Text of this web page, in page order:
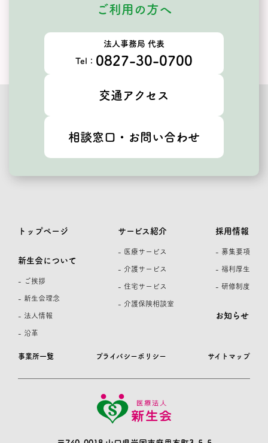
ご利用の方へ
法人事務局 代表
Tel： 0827-30-0700
交通アクセス
相談窓口・お問い合わせ
事業所一覧 プライバシーポリシー サイトマップ
トップページ
新生会について
- ご挨拶
- 新生会理念
- 法人情報
- 沿革
サービス紹介
- 医療サービス
- 介護サービス
- 住宅サービス
- 介護保険相談室
採用情報
- 募集要項
- 福利厚生
- 研修制度
お知らせ